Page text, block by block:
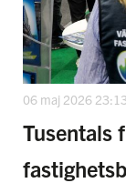
06 maj 2026 23:13
Tusentals